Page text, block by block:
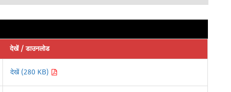
देखें / डाउनलोड
देखें (280 KB)